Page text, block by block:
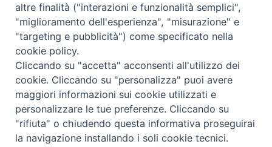
Copyright © 2019 - Tutti i diritti riservati - Vita
Trentina Editrice
Privacy Policy
Torna
altre finalità ("interazioni e funzionalità semplici",
"miglioramento dell'esperienza", "misurazione" e
"targeting e pubblicità") come specificato nella
cookie policy.
Cliccando su "accetta" acconsenti all'utilizzo dei
cookie. Cliccando su "personalizza" puoi avere
maggiori informazioni sui cookie utilizzati e
personalizzare le tue preferenze. Cliccando su
"rifiuta" o chiudendo questa informativa proseguirai
la navigazione installando i soli cookie tecnici.